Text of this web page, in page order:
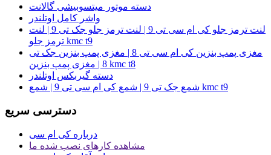
دسته موتور میتسوبیشی گالانت
واشر کامل اوتلندر
لنت ترمز جلو کی ام سی تی 9 | لنت ترمز جلو جک تی 9 | لنت
ترمز جلو kmc t9
مغزی پمپ بنزین کی ام سی تی 8 | مغزی پمپ بنزین جک تی
8 | مغزی پمپ بنزین kmc t8
دسته گیربکس اوتلندر
شمع جک تی 9 | شمع کی ام سی تی 9 | شمع kmc t9
دسترسی سریع
درباره کی ام سی
مشاهده کارهای نصب شده ما